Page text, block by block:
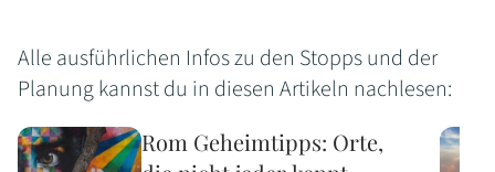
Alle ausführlichen Infos zu den Stopps und der
Planung kannst du in diesen Artikeln nachlesen:
Rom Geheimtipps: Orte,